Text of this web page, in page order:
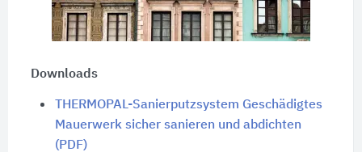
Downloads
THERMOPAL-Sanierputzsystem Geschädigtes
Mauerwerk sicher sanieren und abdichten
(PDF)